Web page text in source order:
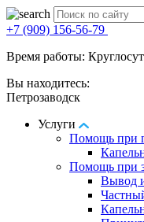
+7 (909) 156-56-79
Время работы:
Вы находитесь:
Петрозаводск
Услуги
Помощь при
Помощь при
Вывод